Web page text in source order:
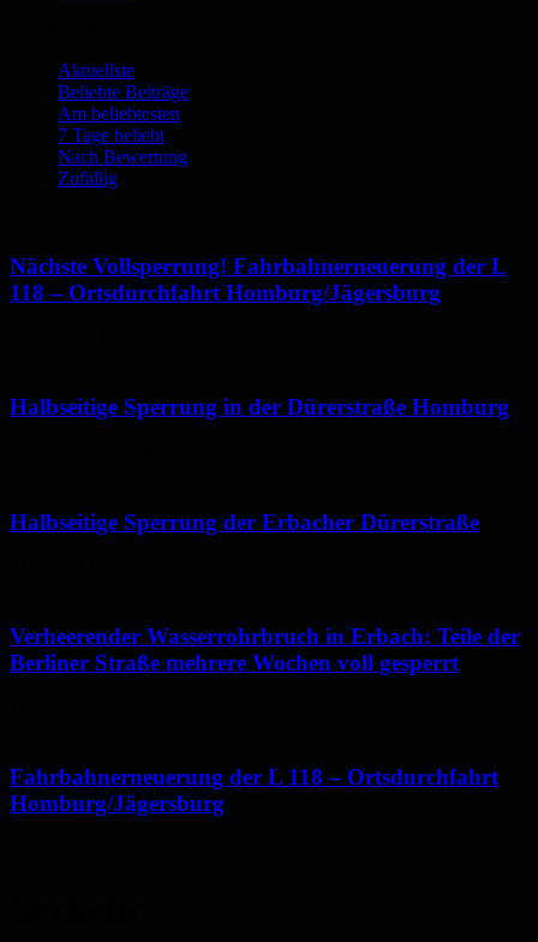
Aktuellste
Beliebte Beiträge
Am beliebtesten
7 Tage beliebt
Nach Bewertung
Zufällig
Nächste Vollsperrung! Fahrbahnerneuerung der L
118 – Ortsdurchfahrt Homburg/Jägersburg
Halbseitige Sperrung in der Dürerstraße Homburg
Halbseitige Sperrung der Erbacher Dürerstraße
Verheerender Wasserrohrbruch in Erbach: Teile der
Berliner Straße mehrere Wochen voll gesperrt
Fahrbahnerneuerung der L 118 – Ortsdurchfahrt
Homburg/Jägersburg